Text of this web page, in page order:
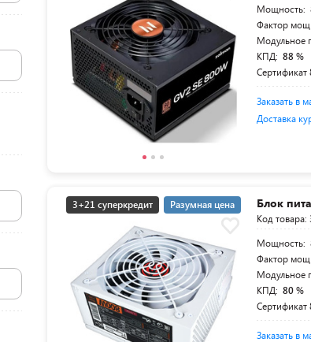
Мощность:
Фактор
Модульное
КПД: 88 %
Сертификат
Заказать в
Доставка
3+21 суперкредит Разумная цена Блок
Код товара:
Мощность:
Фактор
Модульное
КПД: 80 %
Сертификат
Заказать в